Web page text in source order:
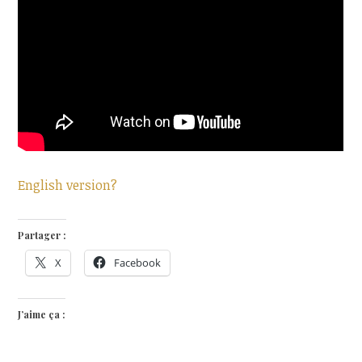
English version?
Partager :
X Facebook
J’aime ça :